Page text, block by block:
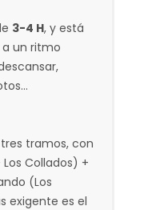
3-4 H, y está
un ritmo
tramos, con
Collados) +
(Los
exigente es el